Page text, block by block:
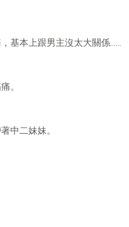
基本上跟男主沒太大關係……
。
中二妹妹。